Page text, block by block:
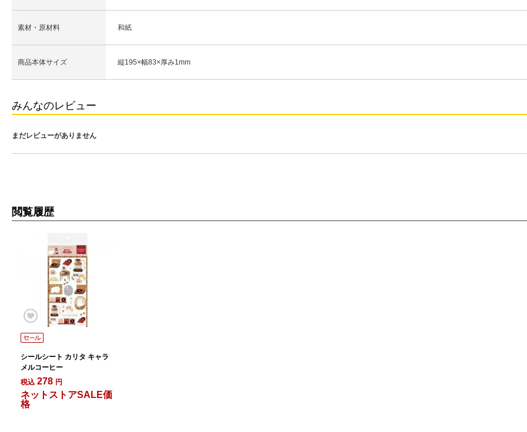
素材・原材料 和紙
商品本体サイズ 縦195×幅83×厚み1mm
みんなのレビュー
まだレビューがありません
閲覧履歴
シールシート カリタ キャラ
メルコーヒー
税込 278 円
ネットストアSALE価
格